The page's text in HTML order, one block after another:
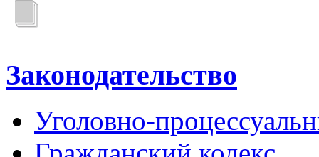
Законодательство
Уголовно-